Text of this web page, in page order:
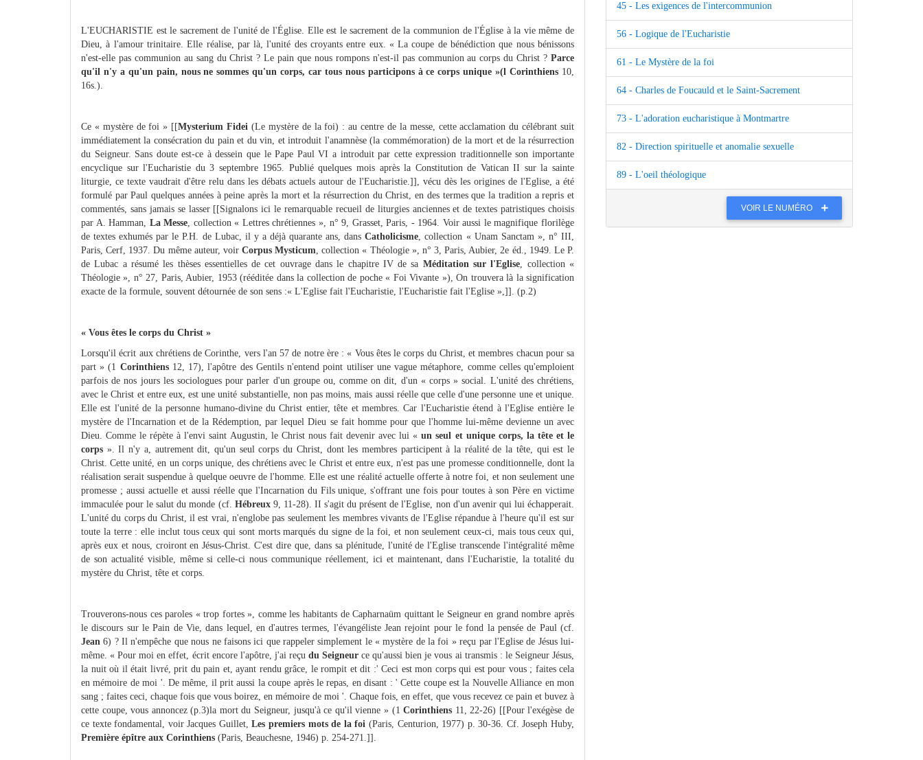
L'EUCHARISTIE est le sacrement de l'unité de l'Église. Elle est le sacrement de la communion de l'Église à la vie même de
Dieu, à l'amour trinitaire. Elle réalise, par là, l'unité des croyants entre eux. « La coupe de bénédiction que nous bénissons
n'est-elle pas communion au sang du Christ ? Le pain que nous rompons n'est-il pas communion au corps du Christ ? Parce
qu'il n'y a qu'un pain, nous ne sommes qu'un corps, car tous nous participons à ce corps unique »(l Corinthiens 10,
16s.).
Ce « mystère de foi » [[Mysterium Fidei (Le mystère de la foi) : au centre de la messe, cette acclamation du célébrant suit
immédiatement la consécration du pain et du vin, et introduit l'anamnèse (la commémoration) de la mort et de la résurrection
du Seigneur. Sans doute est-ce à dessein que le Pape Paul VI a introduit par cette expression traditionnelle son importante
encyclique sur l'Eucharistie du 3 septembre 1965. Publié quelques mois après la Constitution de Vatican II sur la sainte
liturgie, ce texte vaudrait d'être relu dans les débats actuels autour de l'Eucharistie.]], vécu dès les origines de l'Eglise, a été
formulé par Paul quelques années à peine après la mort et la résurrection du Christ, en des termes que la tradition a repris et
commentés, sans jamais se lasser [[Signalons ici le remarquable recueil de liturgies anciennes et de textes patristiques choisis
par A. Hamman, La Messe, collection « Lettres chrétiennes », n° 9, Grasset, Paris, - 1964. Voir aussi le magnifique florilège
de textes exhumés par le P.H. de Lubac, il y a déjà quarante ans, dansCatholicisme, collection « Unam Sanctam », n° III,
Paris, Cerf, 1937. Du même auteur, voir Corpus Mysticum, collection « Théologie », n° 3, Paris, Aubier, 2e éd., 1949. Le P.
de Lubac a résumé les thèses essentielles de cet ouvrage dans le chapitre IV de sa Méditation sur l'Eglise, collection «
Théologie », n° 27, Paris, Aubier, 1953 (rééditée dans la collection de poche « Foi Vivante »), On trouvera là la signification
exacte de la formule, souvent détournée de son sens :« L'Eglise fait l'Eucharistie, l'Eucharistie fait l'Eglise »,]]. (p.2)
« Vous êtes le corps du Christ »
Lorsqu'il écrit aux chrétiens de Corinthe, vers l'an 57 de notre ère : « Vous êtes le corps du Christ, et membres chacun pour sa
part » (1 Corinthiens12, 17), l'apôtre des Gentils n'entend point utiliser une vague métaphore, comme celles qu'emploient
parfois de nos jours les sociologues pour parler d'un groupe ou, comme on dit, d'un « corps » social. L'unité des chrétiens,
avec le Christ et entre eux, est une unité substantielle, non pas moins, mais aussi réelle que celle d'une personne une et unique.
Elle est l'unité de la personne humano-divine du Christ entier, tête et membres. Car l'Eucharistie étend à l'Eglise entière le
mystère de l'Incarnation et de la Rédemption, par lequel Dieu se fait homme pour que l'homme lui-même devienne un avec
Dieu. Comme le répète à l'envi saint Augustin, le Christ nous fait devenir avec lui « un seul et unique corps, la tête et le
corps ». Il n'y a, autrement dit, qu'un seul corps du Christ, dont les membres participent à la réalité de la tête, qui est le
Christ. Cette unité, en un corps unique, des chrétiens avec le Christ et entre eux, n'est pas une promesse conditionnelle, dont la
réalisation serait suspendue à quelque oeuvre de l'homme. Elle est une réalité actuelle offerte à notre foi, et non seulement une
promesse ; aussi actuelle et aussi réelle que l'Incarnation du Fils unique, s'offrant une fois pour toutes à son Père en victime
immaculée pour le salut du monde (cf. Hébreux9, 11-28). II s'agit du présent de l'Eglise, non d'un avenir qui lui échapperait.
L'unité du corps du Christ, il est vrai, n'englobe pas seulement les membres vivants de l'Eglise répandue à l'heure qu'il est sur
toute la terre : elle inclut tous ceux qui sont morts marqués du signe de la foi, et non seulement ceux-ci, mais tous ceux qui,
après eux et nous, croiront en Jésus-Christ. C'est dire que, dans sa plénitude, l'unité de l'Eglise transcende l'intégralité même
de son actualité visible, même si celle-ci nous communique réellement, ici et maintenant, dans l'Eucharistie, la totalité du
mystère du Christ, tête et corps.
Trouverons-nous ces paroles « trop fortes », comme les habitants de Capharnaüm quittant le Seigneur en grand nombre après
le discours sur le Pain de Vie, dans lequel, en d'autres termes, l'évangéliste Jean rejoint pour le fond la pensée de Paul (cf.
Jean 6) ? Il n'empêche que nous ne faisons ici que rappeler simplement le « mystère de la foi » reçu par l'Eglise de Jésus lui-
même. « Pour moi en effet, écrit encore l'apôtre, j'ai reçu du Seigneur ce qu'aussi bien je vous ai transmis : le Seigneur Jésus,
la nuit où il était livré, prit du pain et, ayant rendu grâce, le rompit et dit :' Ceci est mon corps qui est pour vous ; faites cela
en mémoire de moi '. De même, il prit aussi la coupe après le repas, en disant : ' Cette coupe est la Nouvelle Alliance en mon
sang ; faites ceci, chaque fois que vous boirez, en mémoire de moi '. Chaque fois, en effet, que vous recevez ce pain et buvez à
cette coupe, vous annoncez (p.3)la mort du Seigneur, jusqu'à ce qu'il vienne » (1Corinthiens 11, 22-26) [[Pour l'exégèse de
ce texte fondamental, voir Jacques Guillet,Les premiers mots de la foi (Paris, Centurion, 1977) p. 30-36. Cf. Joseph Huby,
Première épître aux Corinthiens (Paris, Beauchesne, 1946) p. 254-271.]].
45 - Les exigences de l'intercommunion
56 - Logique de l'Eucharistie
61 - Le Mystère de la foi
64 - Charles de Foucauld et le Saint-Sacrement
73 - L'adoration eucharistique à Montmartre
82 - Direction spirituelle et anomalie sexuelle
89 - L'oeil théologique
VOIR LE NUMÉRO